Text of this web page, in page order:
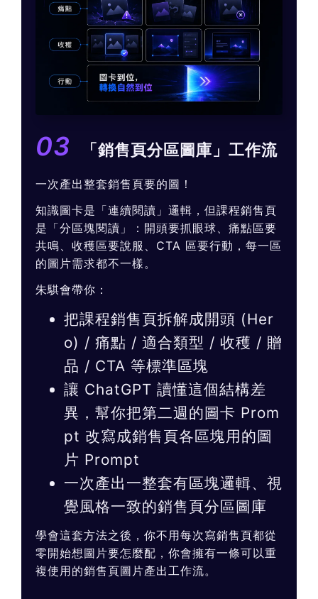
03 「銷售頁分區圖庫」工作流
一次產出整套銷售頁要的圖！
知識圖卡是「連續閱讀」邏輯，但課程銷售頁
是「分區塊閱讀」：開頭要抓眼球、痛點區要
共鳴、收穫區要說服、CTA 區要行動，每一區
的圖片需求都不一樣。
朱騏會帶你：
把課程銷售頁拆解成開頭 (Her
o) / 痛點 / 適合類型 / 收穫 / 贈
品 / CTA 等標準區塊
讓 ChatGPT 讀懂這個結構差
異，幫你把第二週的圖卡 Prom
pt 改寫成銷售頁各區塊用的圖
片 Prompt
一次產出一整套有區塊邏輯、視
覺風格一致的銷售頁分區圖庫
學會這套方法之後，你不用每次寫銷售頁都從
零開始想圖片要怎麼配，你會擁有一條可以重
複使用的銷售頁圖片產出工作流。